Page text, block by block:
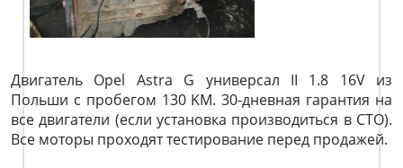
Двигатель Opel Astra G универсал II 1.8 16V из
Польши с пробегом 130 KM. 30-дневная гарантия на
все двигатели (если установка производиться в СТО).
Все моторы проходят тестирование перед продажей.